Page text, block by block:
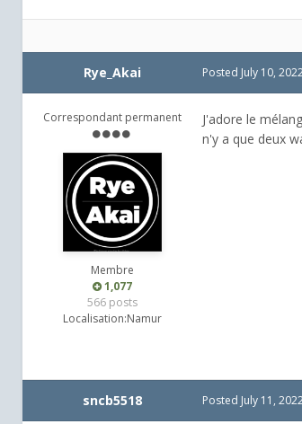
Rye_Akai
Correspondant permanent
Membre
1,077
566 posts
Localisation:Namur
Posted July 10,
J'adore le
n'y a que deux
sncb5518 Posted July 11,